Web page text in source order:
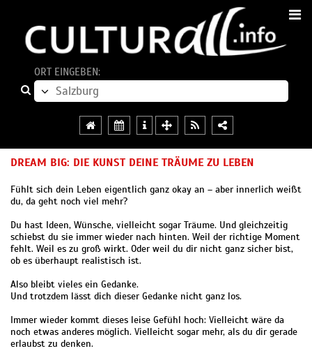
ORT EINGEBEN:
DREAM BIG: DIE KUNST DEINE TRÄUME ZU LEBEN
Fühlt sich dein Leben eigentlich ganz okay an – aber innerlich weißt
du, da geht noch viel mehr?
Du hast Ideen, Wünsche, vielleicht sogar Träume. Und gleichzeitig
schiebst du sie immer wieder nach hinten. Weil der richtige Moment
fehlt. Weil es zu groß wirkt. Oder weil du dir nicht ganz sicher bist,
ob es überhaupt realistisch ist.
Also bleibt vieles ein Gedanke.
Und trotzdem lässt dich dieser Gedanke nicht ganz los.
Immer wieder kommt dieses leise Gefühl hoch: Vielleicht wäre da
noch etwas anderes möglich. Vielleicht sogar mehr, als du dir gerade
erlaubst zu denken.